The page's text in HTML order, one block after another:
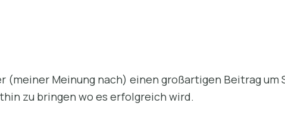
(meiner Meinung nach) einen großartigen Beitrag um
zu bringen wo es erfolgreich wird.